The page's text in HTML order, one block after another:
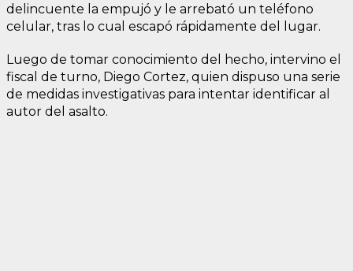
delincuente la empujó y le arrebató un teléfono
celular, tras lo cual escapó rápidamente del lugar.
Luego de tomar conocimiento del hecho, intervino el
fiscal de turno, Diego Cortez, quien dispuso una serie
de medidas investigativas para intentar identificar al
autor del asalto.